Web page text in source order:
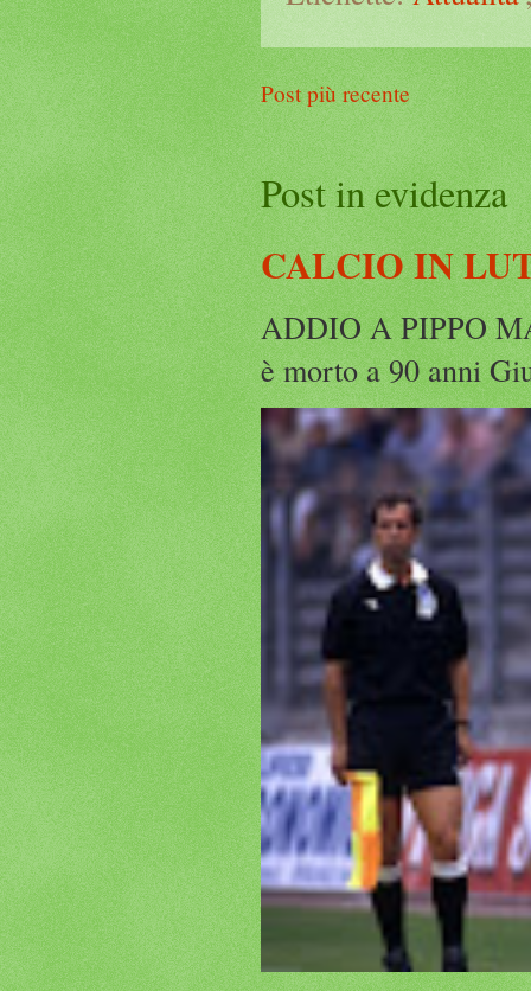
Post più recente
Post in evidenza
CALCIO IN
ADDIO A PIPPO
è morto a 90 anni